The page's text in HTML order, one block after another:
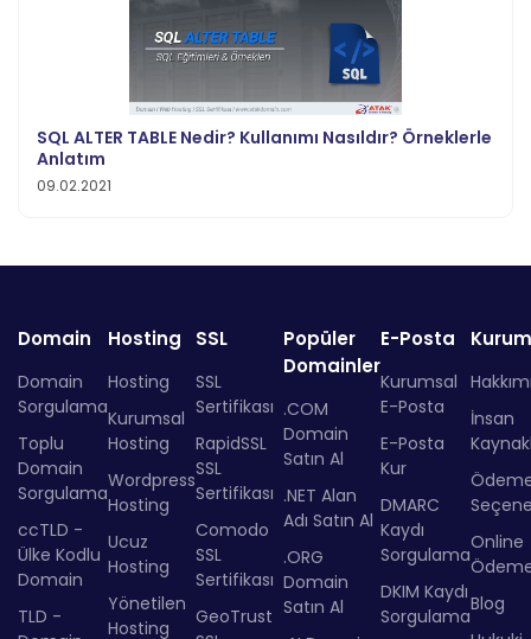
SQL ALTER TABLE Nedir? Kullanımı Nasıldır? Örneklerle
Anlatım
09.02.2021
Domain
Domain
Sorgulama
Toplu
Domain
Sorgulama
ccTLD -
Ülke Kodlu
Domain
TLD -
Hosting
Hosting
Kurumsal
Hosting
Wordpress
Hosting
Ucuz
Hosting
Yönetilen
Hosting
SSL
SSL
Sertifikası
RapidSSL
SSL
Sertifikası
Comodo
SSL
Sertifikası
GeoTrust
Popüler
Domainler
.COM
Domain
Satın Al
.NET Alan
Adı Satın Al
.ORG
Domain
Satın Al
E-Posta
Kurumsal
E-Posta
E-Posta
Kur
DMARC
Kaydı
Sorgulama
DKIM Kaydı
Sorgulama
İnsan
Online
Blog